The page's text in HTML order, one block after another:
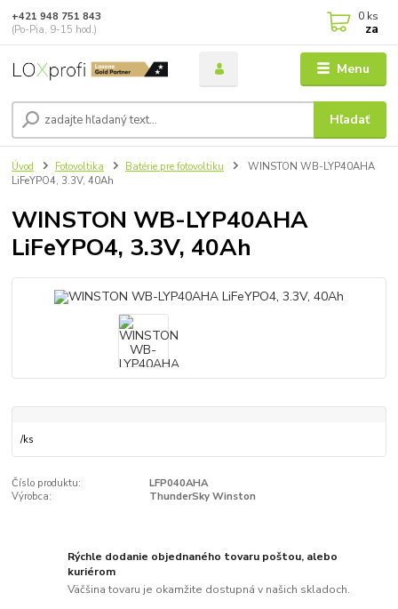
Menu
Hľadať
+421 948 751 843
(Po-Pia, 9-15 hod.)
0 ks
za
Úvod Fotovoltika Batérie pre fotovoltiku
WINSTON WB-LYP40AHA
LiFeYPO4, 3.3V, 40Ah
WINSTON WB-LYP40AHA
LiFeYPO4, 3.3V, 40Ah
/ks
Číslo produktu:
LFP040AHA
Výrobca:
ThunderSky Winston
Rýchle dodanie objednaného tovaru poštou, alebo
kuriérom
Väčšina tovaru je okamžite dostupná v našich skladoch.